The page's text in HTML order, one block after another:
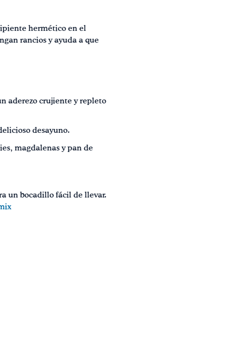
hermético en el
rancios y ayuda a que
aderezo crujiente y repleto
desayuno.
magdalenas y pan de
un bocadillo fácil de llevar.